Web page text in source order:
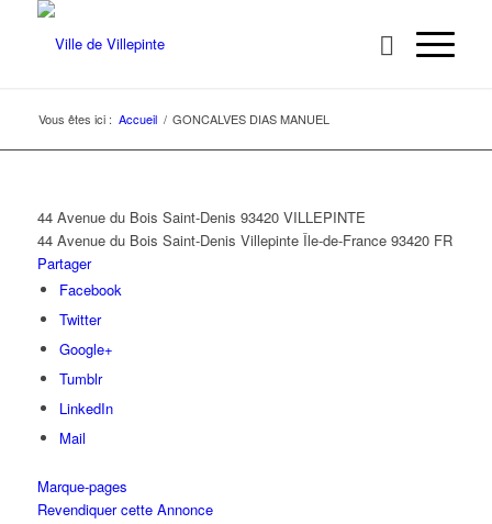
Vous êtes ici : Accueil / GONCALVES DIAS MANUEL
44 Avenue du Bois Saint-Denis 93420 VILLEPINTE
44 Avenue du Bois Saint-Denis Villepinte Île-de-France 93420 FR
Partager
Facebook
Twitter
Google+
Tumblr
LinkedIn
Mail
Marque-pages
Revendiquer cette Annonce